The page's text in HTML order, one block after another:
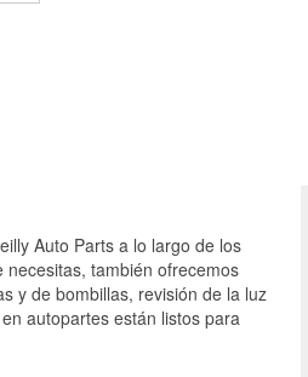
Auto Parts a lo largo de los
también ofrecemos
y de bombillas, revisión de la luz
autopartes están listos para